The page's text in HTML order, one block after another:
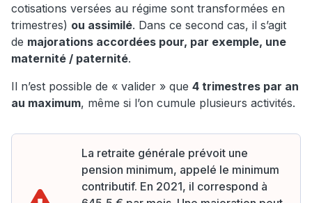
cotisations versées au régime sont transformées en
trimestres) ou assimilé. Dans ce second cas, il s’agit
de majorations accordées pour, par exemple, une
maternité / paternité.
Il n’est possible de « valider » que 4 trimestres par an
au maximum, même si l’on cumule plusieurs activités.
La retraite générale prévoit une
pension minimum, appelé le minimum
contributif. En 2021, il correspond à